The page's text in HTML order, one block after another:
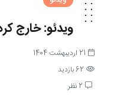
ویدئو: خارج
21 اردیبهشت 1404
62 بازدید
2 نظر